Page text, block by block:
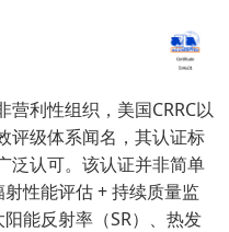
利性组织，美国CRRC以
评级体系闻名，其认证标
泛认可。该认证并非简单
性能评估 + 持续质量监
能反射率（SR）、热发